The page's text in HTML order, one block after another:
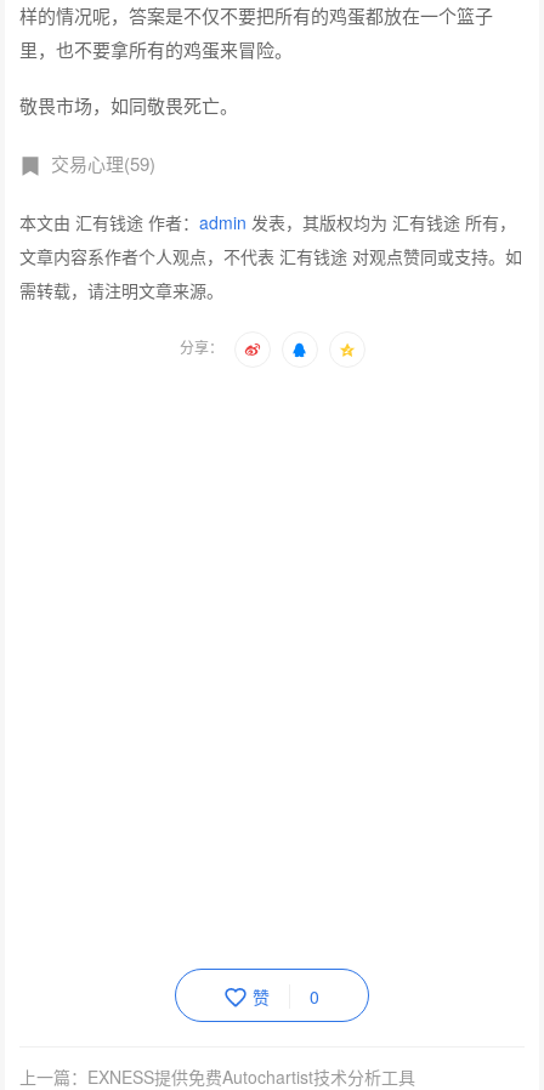
样的情况呢，答案是不仅不要把所有的鸡蛋都放在一个篮子
里，也不要拿所有的鸡蛋来冒险。
敬畏市场，如同敬畏死亡。
交易心理(59)
本文由 汇有钱途 作者：admin 发表，其版权均为 汇有钱途 所有，
文章内容系作者个人观点，不代表 汇有钱途 对观点赞同或支持。如
需转载，请注明文章来源。
分享：
赞 0
上一篇：EXNESS提供免费Autochartist技术分析工具